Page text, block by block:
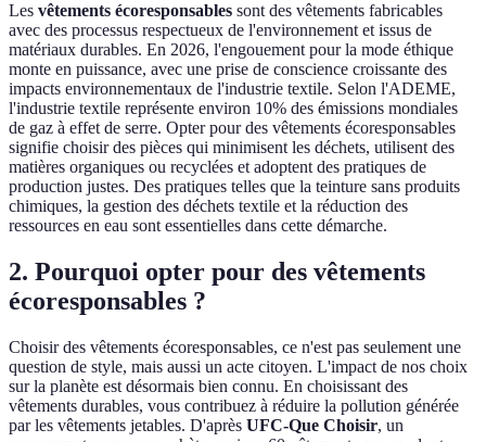
Les vêtements écoresponsables sont des vêtements fabricables
avec des processus respectueux de l'environnement et issus de
matériaux durables. En 2026, l'engouement pour la mode éthique
monte en puissance, avec une prise de conscience croissante des
impacts environnementaux de l'industrie textile. Selon l'ADEME,
l'industrie textile représente environ 10% des émissions mondiales
de gaz à effet de serre. Opter pour des vêtements écoresponsables
signifie choisir des pièces qui minimisent les déchets, utilisent des
matières organiques ou recyclées et adoptent des pratiques de
production justes. Des pratiques telles que la teinture sans produits
chimiques, la gestion des déchets textile et la réduction des
ressources en eau sont essentielles dans cette démarche.
2. Pourquoi opter pour des vêtements
écoresponsables ?
Choisir des vêtements écoresponsables, ce n'est pas seulement une
question de style, mais aussi un acte citoyen. L'impact de nos choix
sur la planète est désormais bien connu. En choisissant des
vêtements durables, vous contribuez à réduire la pollution générée
par les vêtements jetables. D'après UFC-Que Choisir, un